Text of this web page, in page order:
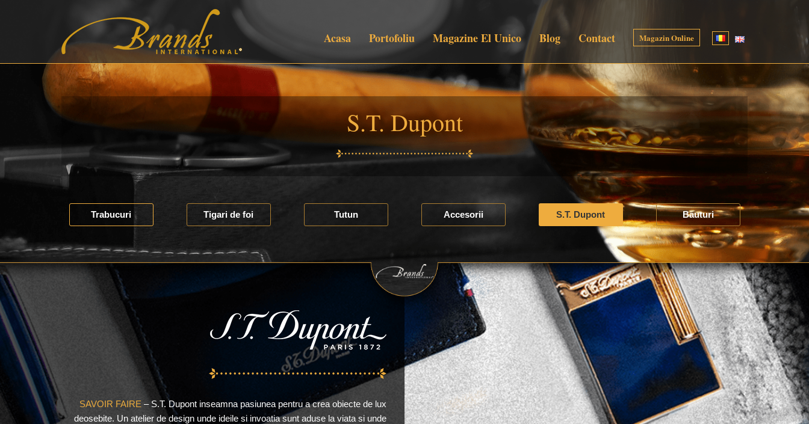
Acasa Portofoliu Magazine El Unico Blog Contact Magazin Online
S.T. Dupont
Trabucuri Tigari de foi Tutun Accesorii S.T. Dupont Bauturi
SAVOIR FAIRE – S.T. Dupont inseamna pasiunea pentru a crea obiecte de lux
deosebite. Un atelier de design unde ideile si invoatia sunt aduse la viata si unde